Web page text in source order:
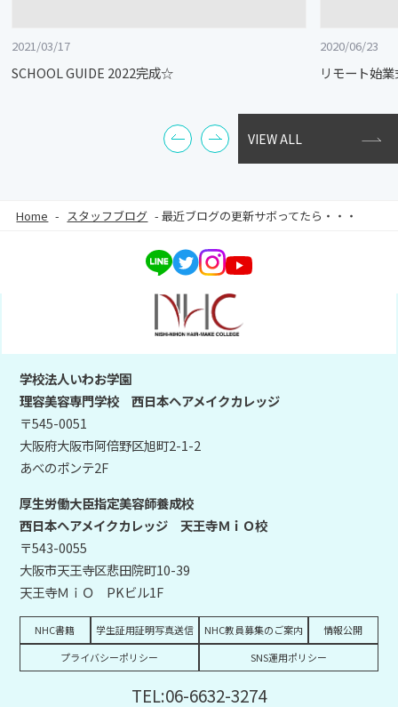
2021/03/17
SCHOOL GUIDE 2022完成☆
2020/06/23
リモート始
VIEW ALL
Home - スタッフブログ -最近ブログの更新サボってたら・・・
学校法人いわお学園
理容美容専門学校 西日本ヘアメイクカレッジ
〒545-0051
大阪府大阪市阿倍野区旭町2-1-2
あべのポンテ2F
厚生労働大臣指定美容師養成校
西日本ヘアメイクカレッジ 天王寺ＭｉＯ校
〒543-0055
大阪市天王寺区悲田院町10-39
天王寺ＭｉＯ PKビル1F
NHC書籍 学生証用証明写真送信 NHC教員募集のご案内
情報公開
プライバシーポリシー
SNS運用ポリシー
TEL:06-6632-3274